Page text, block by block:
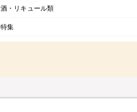
酒・リキュール類
特集